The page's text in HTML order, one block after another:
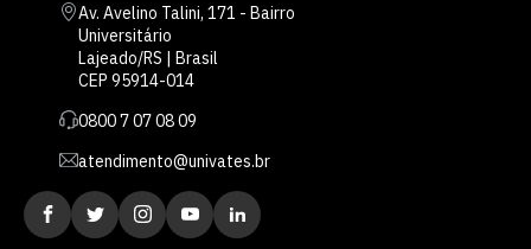
Av. Avelino Talini, 171 - Bairro
Universitário
Lajeado/RS | Brasil
CEP 95914-014
0800 7 07 08 09
atendimento@univates.br